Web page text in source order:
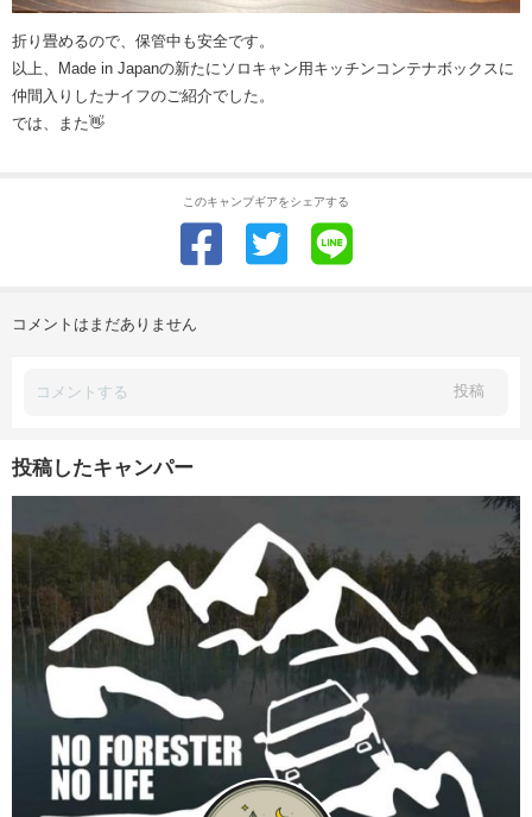
折り畳めるので、保管中も安全です。
以上、Made in Japanの新たにソロキャン用キッチンコンテナボックスに
仲間入りしたナイフのご紹介でした。
では、また👋
このキャンプギアをシェアする
コメントはまだありません
投稿
投稿したキャンパー